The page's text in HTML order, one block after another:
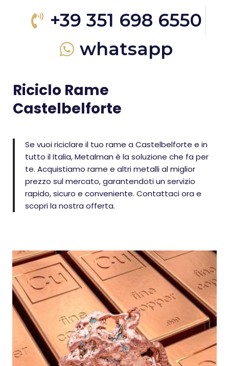
+39 351 698 6550
whatsapp
Riciclo Rame
Castelbelforte
Se vuoi riciclare il tuo rame a Castelbelforte e in
tutto il Italia, Metalman è la soluzione che fa per
te. Acquistiamo rame e altri metalli al miglior
prezzo sul mercato, garantendoti un servizio
rapido, sicuro e conveniente. Contattaci ora e
scopri la nostra offerta.